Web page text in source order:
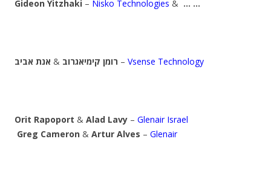
Gideon Yitzhaki – Nisko Technologies & … …
רומן קימיאגרוב & אנת אביב – Vsense Technology
Orit Rapoport & Alad Lavy – Glenair Israel
Greg Cameron & Artur Alves – Glenair